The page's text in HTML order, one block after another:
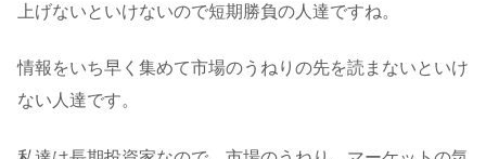
上げないといけないので短期勝負の人達ですね。
情報をいち早く集めて市場のうねりの先を読まないといけ
ない人達です。